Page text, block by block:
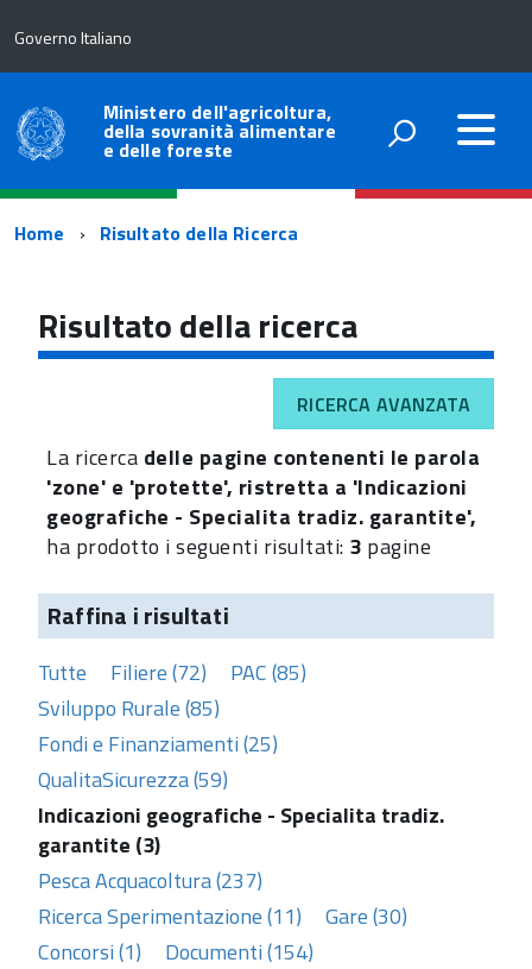
Governo Italiano
Ministero dell'agricoltura,
della sovranità alimentare
e delle foreste
Percorso
navigazione
Home Risultato della Ricerca
Risultato della ricerca
RICERCA AVANZATA
La ricerca delle pagine contenenti le parola
'zone' e 'protette', ristretta a 'Indicazioni
geografiche - Specialita tradiz. garantite',
ha prodotto i seguenti risultati: 3 pagine
Raffina i risultati
Tutte Filiere (72)
PAC (85)
Sviluppo Rurale (85)
Fondi e Finanziamenti (25)
QualitaSicurezza (59)
Indicazioni geografiche - Specialita tradiz.
garantite (3)
Pesca Acquacoltura (237)
Ricerca Sperimentazione (11)
Gare (30)
Concorsi (1)
Documenti (154)